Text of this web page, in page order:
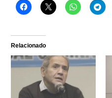
Relacionado